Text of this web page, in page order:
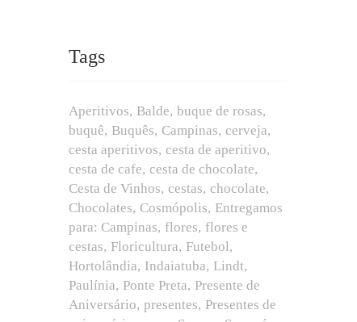
Tags
Aperitivos Balde buque de rosas
buquê Buquês Campinas cerveja
cesta aperitivos cesta de aperitivo
cesta de cafe cesta de chocolate
Cesta de Vinhos cestas chocolate
Chocolates Cosmópolis Entregamos
para: Campinas flores flores e
cestas Floricultura Futebol
Hortolândia Indaiatuba Lindt
Paulínia Ponte Preta Presente de
Aniversário presentes Presentes de